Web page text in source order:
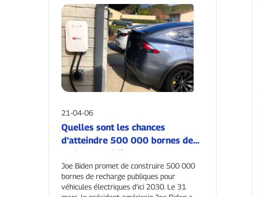
21-04-06
Quelles sont les chances
d'atteindre 500 000 bornes de
recharge publiques pour
véhicules électriques aux États-
Unis d'ici 2030 ?
Joe Biden promet de construire 500 000
bornes de recharge publiques pour
véhicules électriques d’ici 2030. Le 31